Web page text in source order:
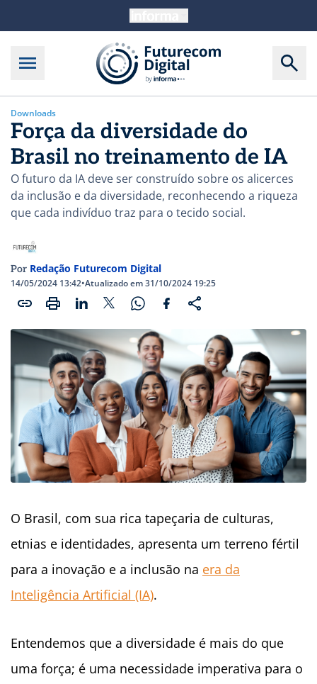
Downloads
Força da diversidade do
Brasil no treinamento de IA
O futuro da IA deve ser construído sobre os alicerces
da inclusão e da diversidade, reconhecendo a riqueza
que cada indivíduo traz para o tecido social.
Por Redação Futurecom Digital
14/05/2024 13:42•Atualizado em 31/10/2024 19:25
O Brasil, com sua rica tapeçaria de culturas,
etnias e identidades, apresenta um terreno fértil
para a inovação e a inclusão na era da
Inteligência Artificial (IA).
Entendemos que a diversidade é mais do que
uma força; é uma necessidade imperativa para o